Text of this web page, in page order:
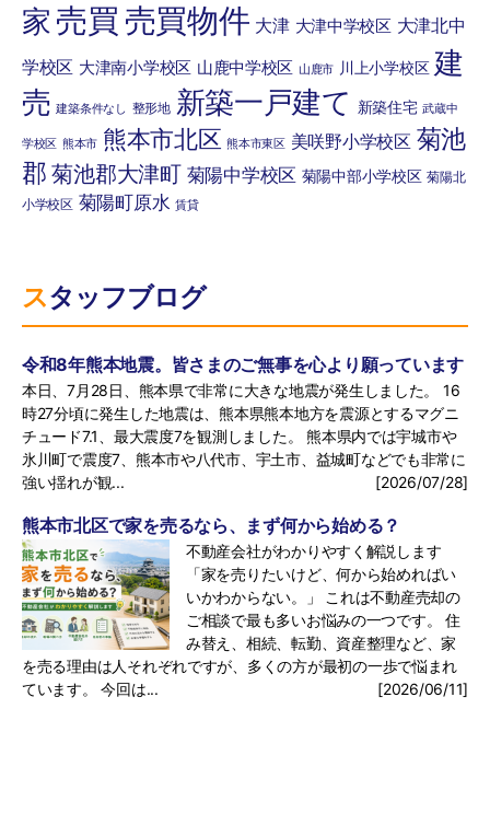
家 売買 売買物件 大津 大津中学校区 大津北中
学校区 大津南小学校区 山鹿中学校区 山鹿市 川上小学校区 建
売 建築条件なし 整形地 新築一戸建て 新築住宅 武蔵中
学校区 熊本市 熊本市北区 熊本市東区 美咲野小学校区 菊池
郡 菊池郡大津町 菊陽中学校区 菊陽中部小学校区 菊陽北
小学校区 菊陽町原水 賃貸
スタッフブログ
令和8年熊本地震。皆さまのご無事を心より願っています
本日、7月28日、熊本県で非常に大きな地震が発生しました。 16
時27分頃に発生した地震は、熊本県熊本地方を震源とするマグニ
チュード7.1、最大震度7を観測しました。 熊本県内では宇城市や
氷川町で震度7、熊本市や八代市、宇土市、益城町などでも非常に
強い揺れが観...
[2026/07/28]
熊本市北区で家を売るなら、まず何から始める？
不動産会社がわかりやすく解説します
「家を売りたいけど、何から始めればい
いかわからない。」 これは不動産売却の
ご相談で最も多いお悩みの一つです。 住
み替え、相続、転勤、資産整理など、家
を売る理由は人それぞれですが、多くの方が最初の一歩で悩まれ
ています。 今回は...
[2026/06/11]